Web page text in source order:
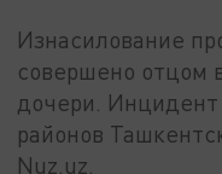
Изнасилование
совершено отцом
дочери.
районов
Nuz.uz.